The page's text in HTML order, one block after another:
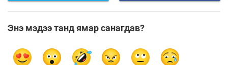
Энэ мэдээ танд ямар санагдав?